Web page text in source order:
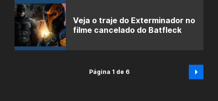
Veja o traje do Exterminador no
filme cancelado do Batfleck
Página 1 de 6